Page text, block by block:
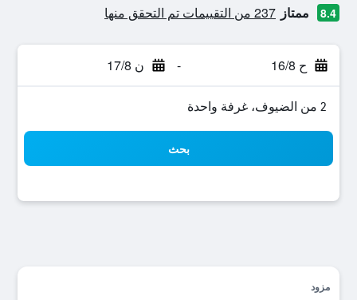
8.4 ممتاز 237 من التقييمات تم التحقق منها
ح 16/8 - ن 17/8
2 من الضيوف، غرفة واحدة
بحث
مزود